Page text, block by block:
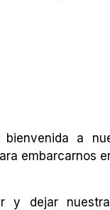
bienvenida a
embarcarnos
y dejar